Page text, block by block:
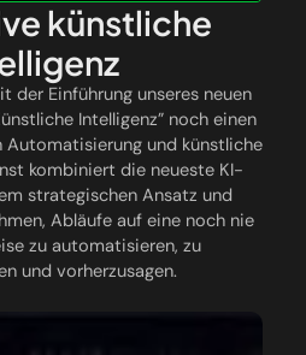
künstliche
der Einführung unseres neuen
Intelligenz” noch einen
und künstliche
kombiniert die neueste KI-
strategischen Ansatz und
Abläufe auf eine noch nie
zu automatisieren, zu
und vorherzusagen.